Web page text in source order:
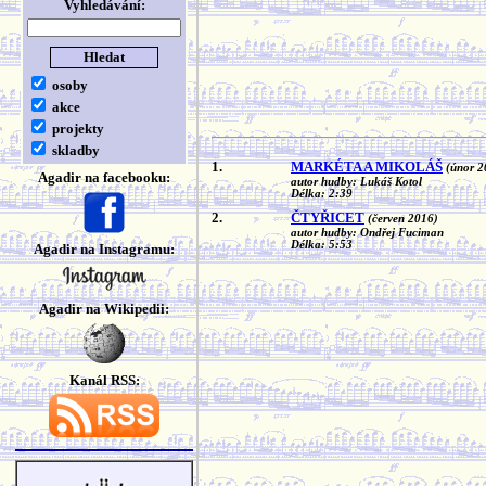
Vyhledávání:
osoby
akce
projekty
skladby
Agadir na facebooku:
Agadir na Instagramu:
Agadir na Wikipedii:
Kanál RSS:
1. MARKÉTA A MIKOLÁŠ (únor
autor hudby: Lukáš Kotol
Délka: 2:39
2. ČTYŘICET (červen 2016)
autor hudby: Ondřej Fuciman
Délka: 5:53